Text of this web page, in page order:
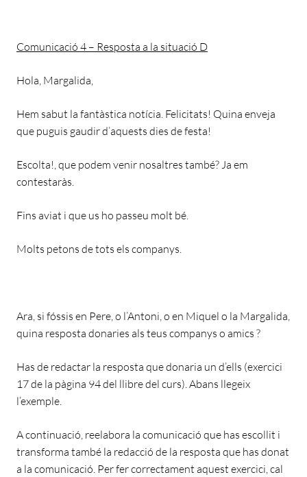
Comunicació 4 – Resposta a la situació D
Hola, Margalida,
Hem sabut la fantàstica notícia. Felicitats! Quina enveja
que puguis gaudir d’aquests dies de festa!
Escolta!, que podem venir nosaltres també? Ja em
contestaràs.
Fins aviat i que us ho passeu molt bé.
Molts petons de tots els companys.
Ara, si fóssis en Pere, o l’Antoni, o en Miquel o la Margalida,
quina resposta donaries als teus companys o amics ?
Has de redactar la resposta que donaria un d’ells (exercici
17 de la pàgina 94 del llibre del curs). Abans llegeix
l’exemple.
A continuació, reelabora la comunicació que has escollit i
transforma també la redacció de la resposta que has donat
a la comunicació. Per fer correctament aquest exercici, cal